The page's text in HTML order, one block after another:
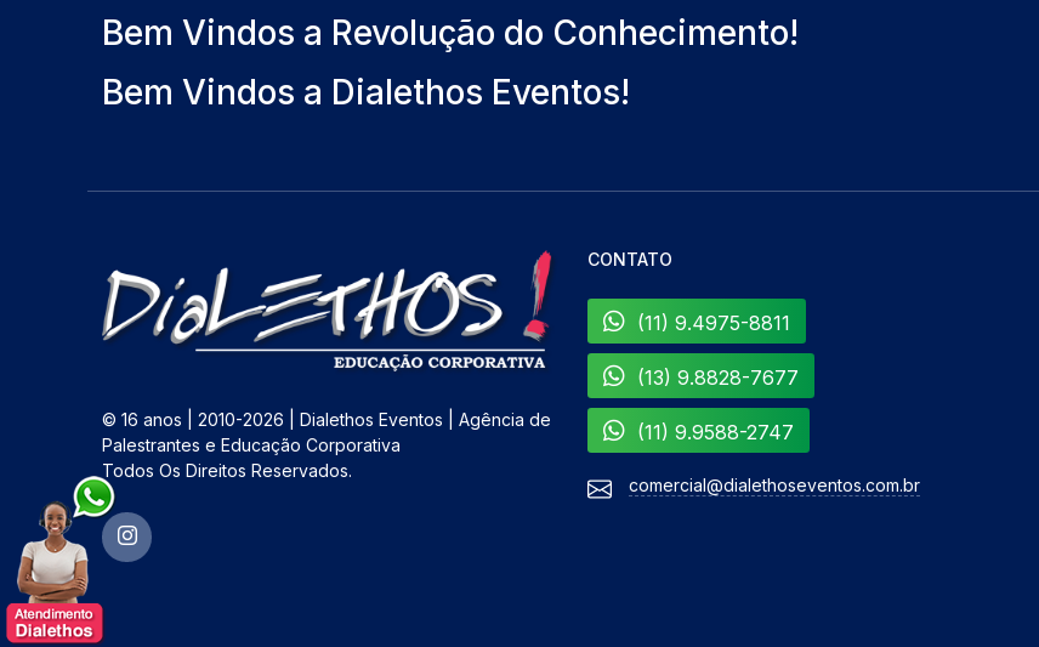
Bem Vindos a Revolução do Conhecimento!
Bem Vindos a Dialethos Eventos!
© 16 anos | 2010-2026 | Dialethos Eventos | Agência de
Palestrantes e Educação Corporativa
Todos Os Direitos Reservados.
CONTATO
(11) 9.4975-8811
(13) 9.8828-7677
(11) 9.9588-2747
comercial@dialethoseventos.com.br